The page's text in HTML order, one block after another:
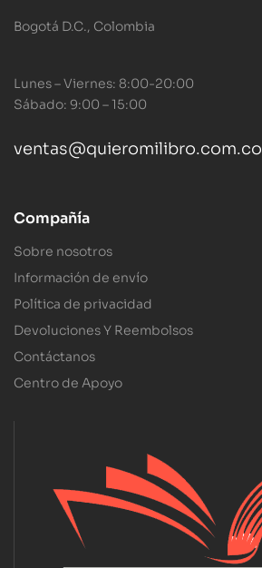
Bogotá D.C., Colombia
Lunes – Viernes: 8:00-20:00
Sábado: 9:00 – 15:00
ventas@quieromilibro.com.co
Compañía
Sobre nosotros
Información de envío
Política de privacidad
Devoluciones Y Reembolsos
Contáctanos
Centro de Apoyo